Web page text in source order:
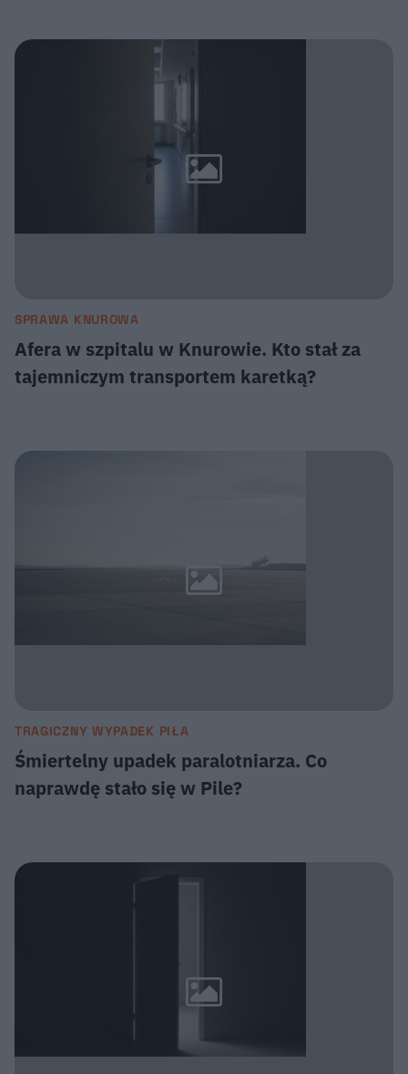
SPRAWA KNUROWA
Afera w szpitalu w Knurowie. Kto stał za
tajemniczym transportem karetką?
TRAGICZNY WYPADEK PIŁA
Śmiertelny upadek paralotniarza. Co
naprawdę stało się w Pile?